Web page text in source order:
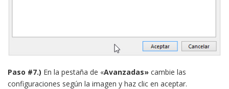
Paso #7.) En la pestaña de «Avanzadas» cambie las
configuraciones según la imagen y haz clic en aceptar.